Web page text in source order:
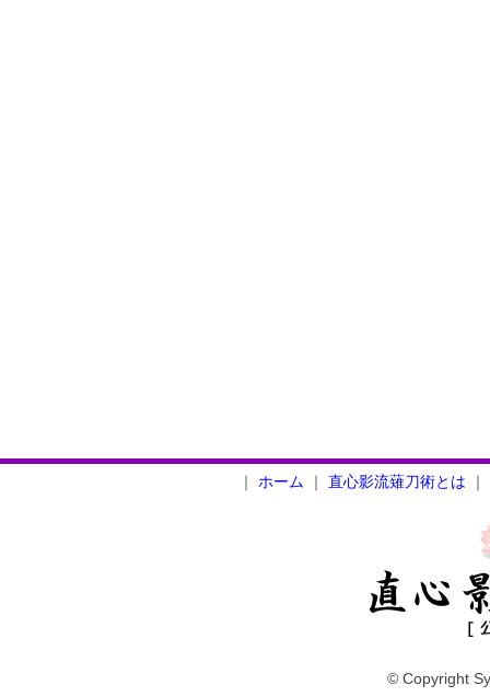
｜ ホーム ｜ 直心影流薙刀術とは ｜
© Copyright